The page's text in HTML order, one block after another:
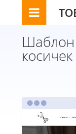
Шаблон
косичек